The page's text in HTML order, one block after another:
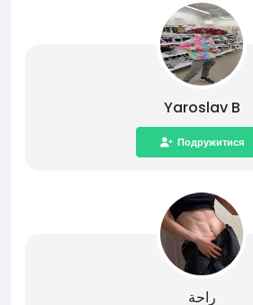
Yaroslav B
Подружитися
راحة